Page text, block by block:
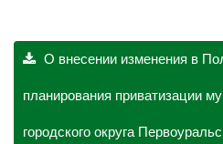
О внесении изменения в
планирования приватизации
городского округа